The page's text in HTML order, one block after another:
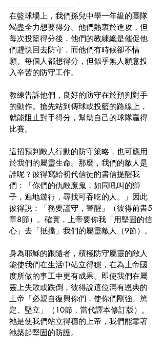
在籃球場上，我們孫兒中學一年級的團隊
竭盡全力想要得分。他們熱衷於進攻，但
每次投籃得分後，他們的教練總是催促他
們趕快回去防守，而他們有時候卻不情
願。每個人都想得分，但似乎無人願意投
入辛苦的防守工作。
教練告訴他們，良好的防守在於預判對手
的動作。搶先站到傳球或投籃的路線上，
就能阻止對手得分，幫助自己的球隊贏得
比賽。
這招預判敵人行動的防守策略，也可應用
於我們的屬靈生命。那麼，我們的敵人是
誰呢？彼得寫給初代信徒的書信提醒我
們：「你們的仇敵魔鬼，如同吼叫的獅
子，遍地遊行，尋找可吞吃的人。」因此
彼得說：「務要謹守，警醒」（彼得前書5
章8節）。確實，上帝要你我「用堅固的信
心」去「抵擋」我們的屬靈敵人（9節）。
身為耶穌的跟隨者，積極防守屬靈的敵人
能使我們在生活中站立得穩，在為上帝國
度所做的事工中更有成果。即使我們在屬
靈上失敗或跌倒，彼得說這位滿有恩典的
上帝「必親自復興你們，使你們剛強、篤
定、堅立」（10節，當代譯本修訂版）。
祂是使我們站立得穩的上帝，我們能靠著
祂築起堅固的防護。